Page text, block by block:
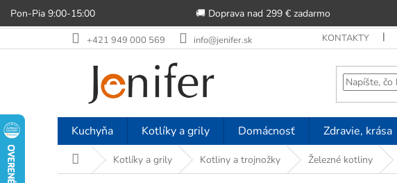
Pon-Pia 9:00-15:00 🚚 Doprava nad 299 € zadarmo
na
+421 949 000 569 info@jenifer.sk KONTAKTY
Kuchyňa Kotlíky a grily Domácnosť Zdravie, krása
DomovKotlíky a grily Kotliny a trojnožky Železné kotliny